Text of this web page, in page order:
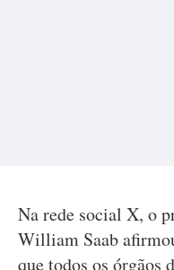
Na rede social X, o
William Saab
que todos os órgãos